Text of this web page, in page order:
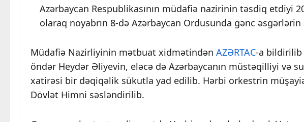
Azərbaycan Respublikasının müdafiə nazirinin təsdiq etdiyi
olaraq noyabrın 8-də Azərbaycan Ordusunda gənc
Müdafiə Nazirliyinin mətbuat xidmətindən AZƏRTAC-a bildirilib
öndər Heydər Əliyevin, eləcə də Azərbaycanın müstəqilliyi və
xatirəsi bir dəqiqəlik sükutla yad edilib. Hərbi orkestrin
Dövlət Himni səsləndirilib.